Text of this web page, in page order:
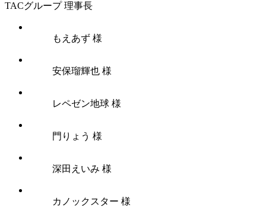
TACグループ 理事長
もえあず 様
安保瑠輝也 様
レペゼン地球 様
門りょう 様
深田えいみ 様
カノックスター 様